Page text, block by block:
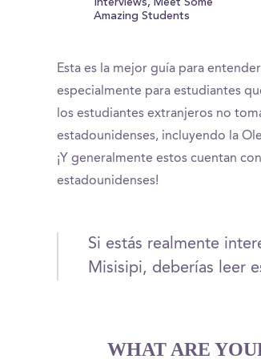
Interviews, Meet Some
Amazing Students
Esta es la mejor guía para
especialmente para estudiantes
los estudiantes extranjeros no
estadounidenses, incluyendo la
¡Y generalmente estos cuentan
estadounidenses!
Si estás realmente
Misisipi, deberías leer
WHAT ARE